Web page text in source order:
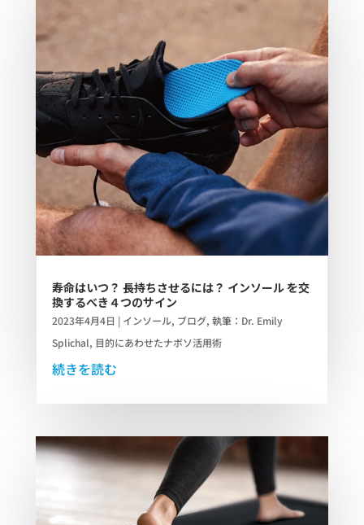
寿命はいつ？ 長持ちさせるには？ インソール を交
換するべき４つのサイン
2023年4月4日 | インソール, ブログ, 執筆：Dr. Emily
Splichal, 目的にあわせたナボソ活用術
続きを読む